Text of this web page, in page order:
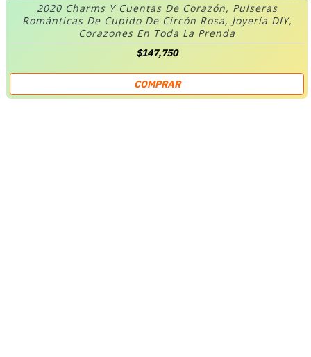
2020 Charms Y Cuentas De Corazón, Pulseras
Románticas De Cupido De Circón Rosa, Joyería DIY,
Corazones En Toda La Prenda
$147,750
COMPRAR